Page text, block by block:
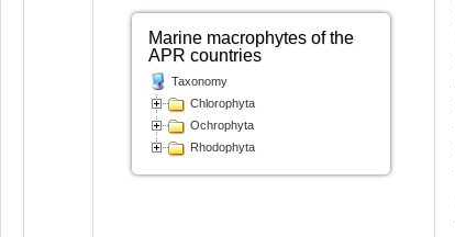
Marine macrophytes of the
APR countries
Taxonomy
Chlorophyta
Ochrophyta
Rhodophyta